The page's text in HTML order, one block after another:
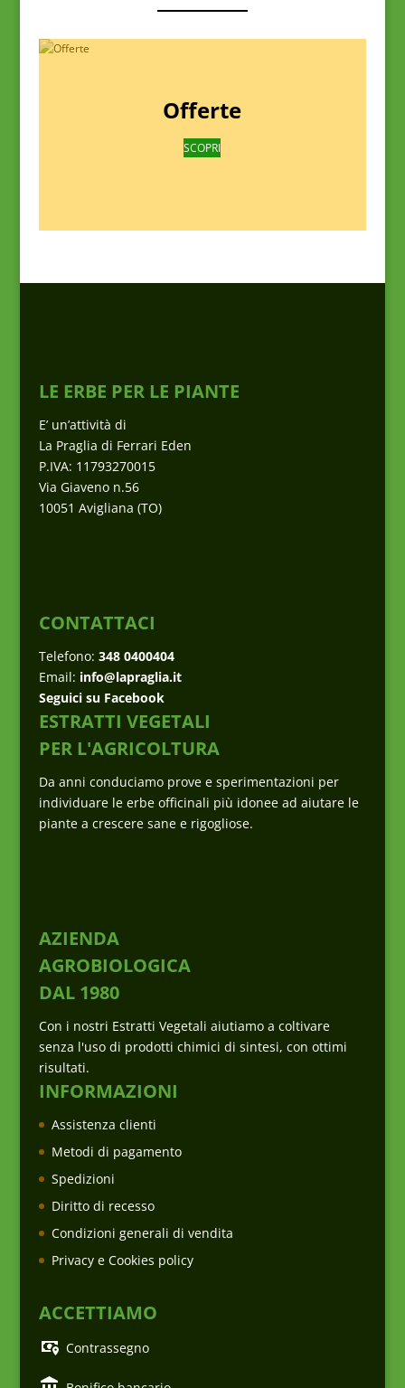
Offerte
SCOPRI
LE ERBE PER LE PIANTE
E’ un’attività di
La Praglia di Ferrari Eden
P.IVA: 11793270015
Via Giaveno n.56
10051 Avigliana (TO)
CONTATTACI
Telefono: 348 0400404
Email: info@lapraglia.it
Seguici su Facebook
ESTRATTI VEGETALI
PER L'AGRICOLTURA
Da anni conduciamo prove e sperimentazioni per
individuare le erbe officinali più idonee ad aiutare le
piante a crescere sane e rigogliose.
AZIENDA
AGROBIOLOGICA
DAL 1980
Con i nostri Estratti Vegetali aiutiamo a coltivare
senza l'uso di prodotti chimici di sintesi, con ottimi
risultati.
INFORMAZIONI
Assistenza clienti
Metodi di pagamento
Spedizioni
Diritto di recesso
Condizioni generali di vendita
Privacy e Cookies policy
ACCETTIAMO
Contrassegno